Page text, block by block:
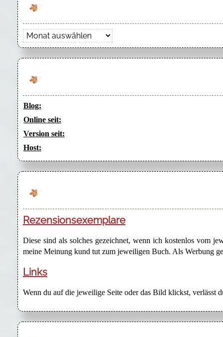
Archiv
Blog:
Online seit:
Version seit:
Host:
Rezensionsexemplare
Diese sind als solches gezeichnet, wenn ich kostenlos vom
meine Meinung kund tut zum jeweiligen Buch. Als Werbung
Links
Wenn du auf die jeweilige Seite oder das Bild klickst, verlässt